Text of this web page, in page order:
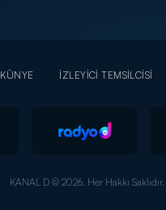
KÜNYE İZLEYİCİ TEMSİLCİSİ
KANAL D © 2026. Her Hakkı Saklıdır.